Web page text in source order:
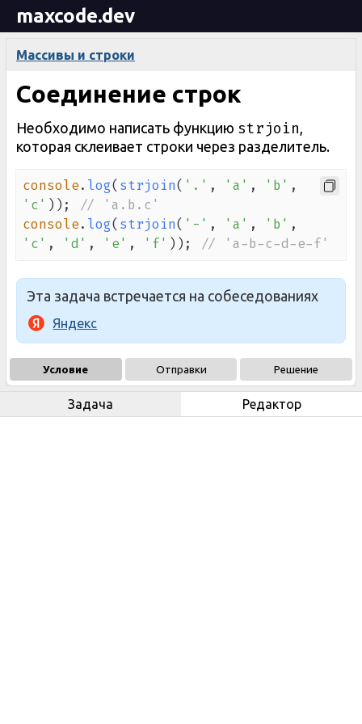
maxcode.dev
Массивы и строки
Соединение строк
Необходимо написать функцию strjoin,
которая склеивает строки через разделитель.
console. log( strjoin( '.' , 'a' , 'b' ,
'c' ) ) ;
// 'a.b.c'
console. log( strjoin( '-' , 'a' , 'b' ,
'c' , 'd' , 'e' , 'f' ) ) ; // 'a-b-c-d-e-f'
Эта задача встречается на собеседованиях
Яндекс
Условие Отправки Решение
Задача Редактор